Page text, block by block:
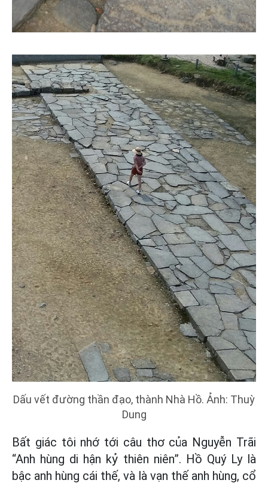
Dấu vết đường thần đạo, thành Nhà Hồ. Ảnh: Thuỳ
Dung
Bất giác tôi nhớ tới câu thơ của Nguyễn Trãi
“Anh hùng di hận kỷ thiên niên”. Hồ Quý Ly là
bậc anh hùng cái thế, và là vạn thế anh hùng, cổ